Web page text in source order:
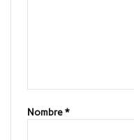
Nombre*